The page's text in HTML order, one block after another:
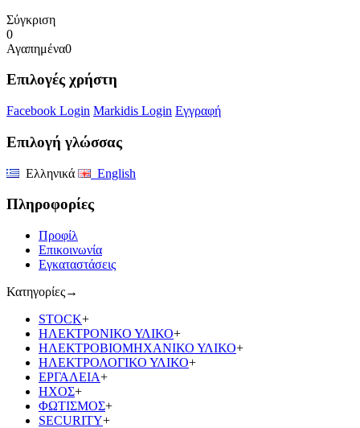
Σύγκριση
0
Αγαπημένα0
Επιλογές χρήστη
Facebook Login Markidis Login Εγγραφή
Επιλογή γλώσσας
Ελληνικά English
Πληροφορίες
Προφίλ
Επικοινωνία
Εγκαταστάσεις
Κατηγορίες→
STOCK+
ΗΛΕΚΤΡΟΝΙΚΟ ΥΛΙΚΟ+
ΗΛΕΚΤΡΟΒΙΟΜΗΧΑΝΙΚΟ ΥΛΙΚΟ+
ΗΛΕΚΤΡΟΛΟΓΙΚΟ ΥΛΙΚΟ+
ΕΡΓΑΛΕΙΑ+
ΗΧΟΣ+
ΦΩΤΙΣΜΟΣ+
SECURITY+